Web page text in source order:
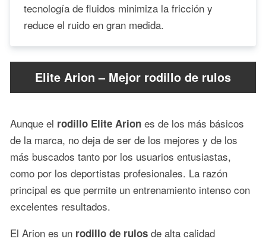
tecnología de fluidos minimiza la fricción y
reduce el ruido en gran medida.
Elite Arion – Mejor rodillo de rulos
Aunque el rodillo Elite Arion es de los más básicos
de la marca, no deja de ser de los mejores y de los
más buscados tanto por los usuarios entusiastas,
como por los deportistas profesionales. La razón
principal es que permite un entrenamiento intenso con
excelentes resultados.
El Arion es un rodillo de rulos de alta calidad